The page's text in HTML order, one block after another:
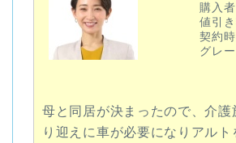
購入
値引
契約
グレ
母と同居が決まったので、介護
り迎えに車が必要になりアルト